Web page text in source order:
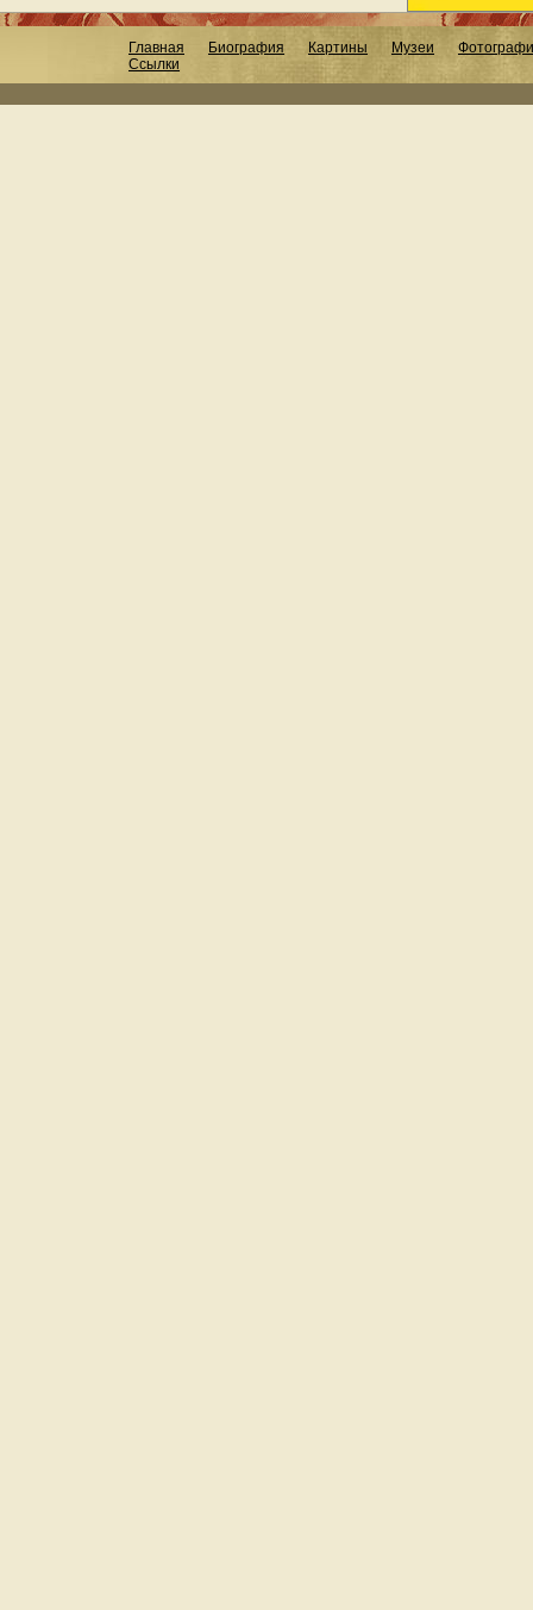
Главная Биография Картины Музеи
Ссылки